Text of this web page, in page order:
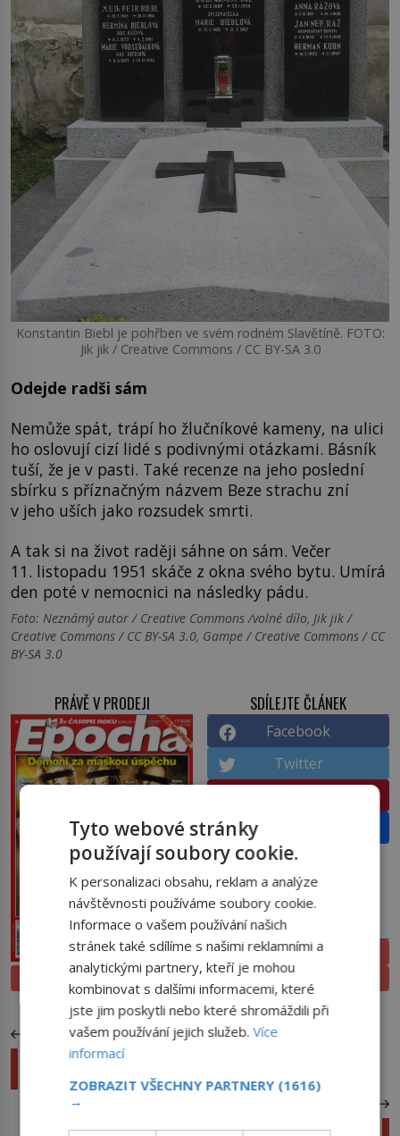
Konstantin Biebl je pohřben ve svém rodném Slavětíně. FOTO:
Jik jik / Creative Commons / CC BY-SA 3.0
Odejde radši sám
Nemůže spát, trápí ho žlučníkové kameny, na ulici
ho oslovují cizí lidé s podivnými otázkami. Básník
tuší, že je v pasti. Také recenze na jeho poslední
sbírku s příznačným názvem Beze strachu zní
v jeho uších jako rozsudek smrti.
A tak si na život raději sáhne on sám. Večer
11. listopadu 1951 skáče z okna svého bytu. Umírá
den poté v nemocnici na následky pádu.
Foto: Neznámý autor / Creative Commons /volné dílo, Jik jik /
Creative Commons / CC BY-SA 3.0, Gampe / Creative Commons / CC
BY-SA 3.0
PRÁVĚ V PRODEJI
PROLISTOVAT
SDÍLEJTE ČLÁNEK
Facebook
Twitter
PŘEDPLATNÉ
ELEKTRONICKÉ
TIŠTĚNÉ
PŘEDCHOZÍ ČLÁNEK
Medicína nejen pro vyvolené: Výjimečného
lékaře v Praze nechtěli
Žirafí zákony: Extrémní tlak, boj s gravitací a
Tyto webové stránky
používají soubory cookie.
K personalizaci obsahu, reklam a analýze
návštěvnosti používáme soubory cookie.
Informace o vašem používání našich
stránek také sdílíme s našimi reklamními a
analytickými partnery, kteří je mohou
kombinovat s dalšími informacemi, které
jste jim poskytli nebo které shromáždili při
vašem používání jejich služeb.Více
informací
ZOBRAZIT VŠECHNY PARTNERY (1616)
→